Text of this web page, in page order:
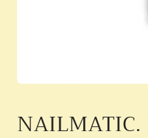
in
modal
NAILMATIC.